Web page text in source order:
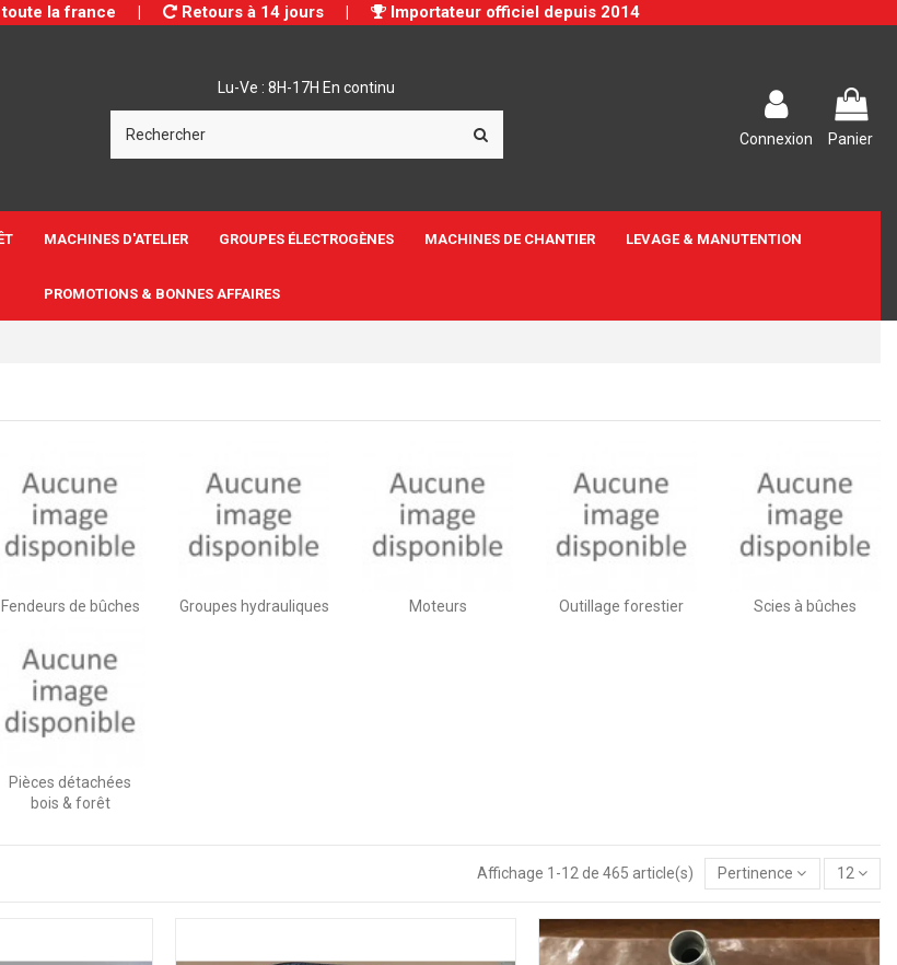
la france | Retours à 14 jours | Importateur officiel depuis 2014
Lu-Ve : 8H-17H En continu
Connexion Panier
MACHINES D'ATELIER GROUPES ÉLECTROGÈNES MACHINES DE CHANTIER LEVAGE & MANUTENTION
PROMOTIONS & BONNES AFFAIRES
Fendeurs de bûches Groupes hydrauliques Moteurs Outillage forestier Scies à bûches
Pièces détachées
bois & forêt
Affichage 1-12 de 465 article(s) Pertinence 12